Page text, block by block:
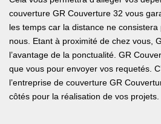
couverture GR Couverture 32 vous
les temps car la distance ne
nous. Etant à proximité de chez vous,
l’avantage de la ponctualité. GR
que vous pour envoyer vos requetés.
l’entreprise de couverture GR
côtés pour la réalisation de vos projets.